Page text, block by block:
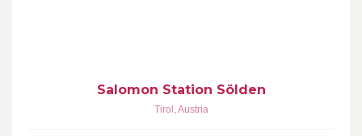
Salomon Station Sölden
Tirol ,Austria